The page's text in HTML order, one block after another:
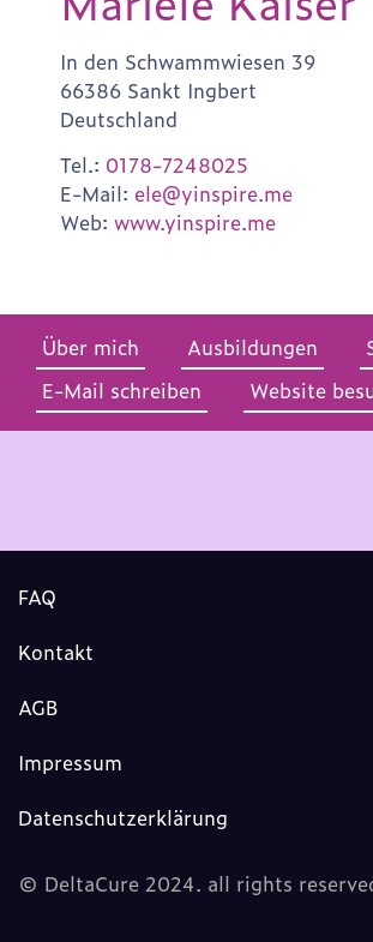
In den Schwammwiesen 39
66386 Sankt Ingbert
Deutschland
Tel.: 0178-7248025
E-Mail: ele@yinspire.me
Web: www.yinspire.me
Über mich Ausbildungen
E-Mail schreiben
Website
FAQ
Kontakt
AGB
Impressum
Datenschutzerklärung
© DeltaCure 2024. all rights